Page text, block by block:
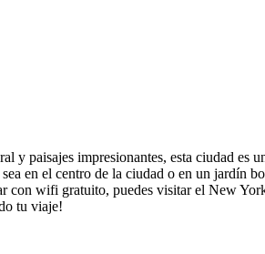
y paisajes impresionantes, esta ciudad es
en el centro de la ciudad o en un jardín
con wifi gratuito, puedes visitar el New
tu viaje!